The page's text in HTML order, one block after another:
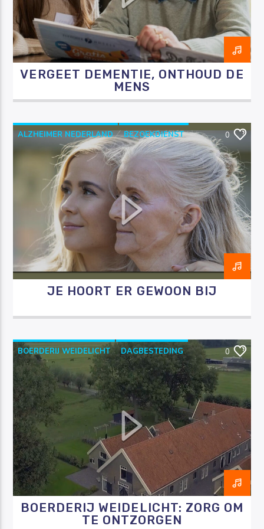
Luister RAZO online
VERGEET DEMENTIE, ONTHOUD DE
MENS
ALZHEIMER NEDERLAND
BEZOEKDIENST
DEMENTIE
RAZO & ZORG
0
JE HOORT ER GEWOON BIJ
BOERDERIJ WEIDELICHT
DAGBESTEDING
DEMENTIE
OUDEREN RAZO & ZORG
0
BOERDERIJ WEIDELICHT: ZORG OM
TE ONTZORGEN